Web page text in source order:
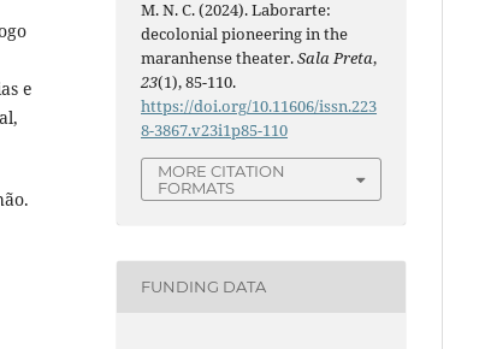
e
M. N. C. (2024). Laborarte:
decolonial pioneering in the
maranhense theater.Sala Preta,
23(1), 85-110.
https://doi.org/10.11606/issn.223
8-3867.v23i1p85-110
MORE CITATION
FORMATS
FUNDING DATA